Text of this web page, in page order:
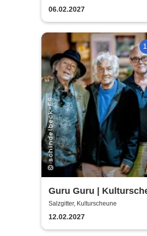
06.02.2027
Guru Guru |
Salzgitter, Kulturscheune
12.02.2027